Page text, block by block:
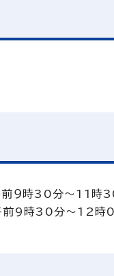
前９時30分～11時
前9時30分～12時